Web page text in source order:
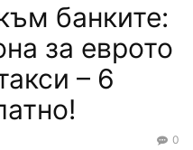
банките:
за еврото
– 6
0